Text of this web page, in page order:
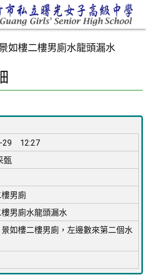
如樓二樓男廁水龍頭漏水
29 12:27
甄
男廁
男廁水龍頭漏水
景如樓二樓男廁，左邊數來第二個水